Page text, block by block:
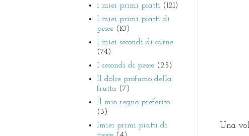
Una
i miei primi piatti (121)
I miei primi piatti di
pesce (10)
I miei secondi di carne
(74)
I secondi di pesce (25)
Il dolce profumo della
frutta (7)
Il mio regno preferito
(3)
Imiei primi piatti di